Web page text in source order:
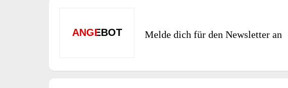
ANGEBOT Melde dich für den Newsletter an